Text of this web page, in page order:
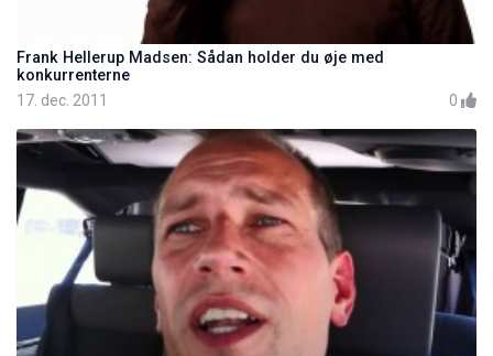
Frank Hellerup Madsen: Sådan holder du øje med
konkurrenterne
17. dec. 2011 0